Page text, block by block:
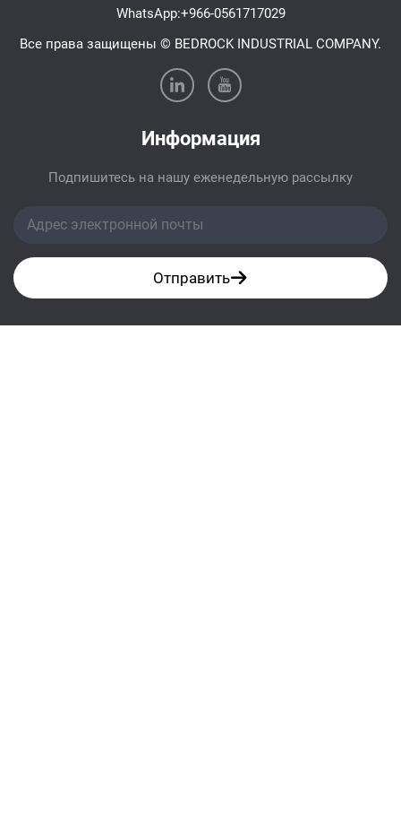
WhatsApp:+966-0561717029
Все права защищены © BEDROCK INDUSTRIAL COMPANY.
Информация
Подпишитесь на нашу еженедельную рассылку
Отправить